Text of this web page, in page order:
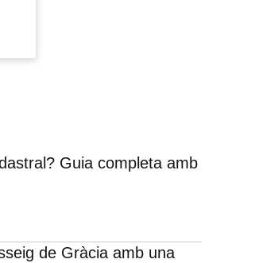
Guia completa amb
de Gràcia amb una